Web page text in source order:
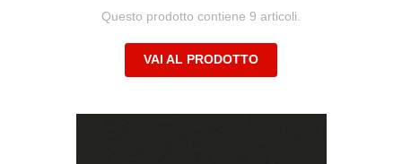
Questo prodotto contiene 9 articoli.
VAI AL PRODOTTO